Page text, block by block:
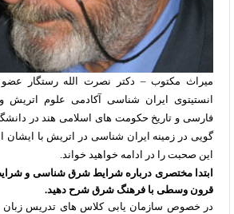
میراث مکتوب – دکتر نصرت الله رستگار
انستیتوی ایران شناسی آکادمی علوم اتریش
فارسی و تاریخ حکومت های اسلامی هند در
گویی در زمینه ایران شناسی در اتریش با ایشان
این صحبت را در ادامه خواهید خواند.
ابتدا مختصری درباره شرایط شرق شناسی و
قرون وسطی با فرهنگ شرق شرح دهید.
در خصوص سازمان یابی کلاس های تدریس زبان